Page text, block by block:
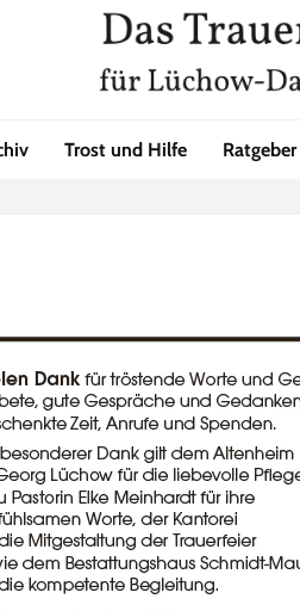
Trost und Hilfe Ratgeber